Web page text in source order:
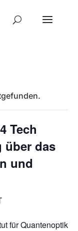
Tech
über das
und
für Quantenoptik